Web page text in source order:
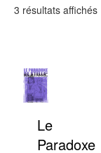
3 résultats affichés
Le
Paradoxe